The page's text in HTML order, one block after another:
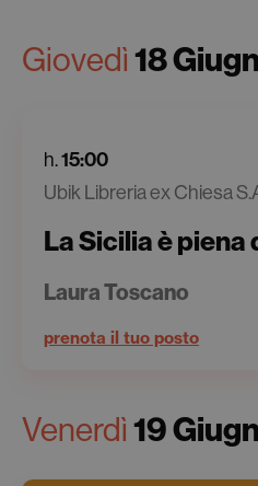
Giovedì 18
h.15:00
Ubik Libreria ex Chiesa
La Sicilia è piena
Laura Toscano
prenota il tuo posto
Venerdì 19